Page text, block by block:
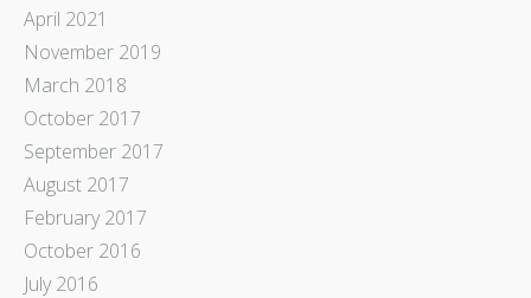
April 2021
November 2019
March 2018
October 2017
September 2017
August 2017
February 2017
October 2016
July 2016